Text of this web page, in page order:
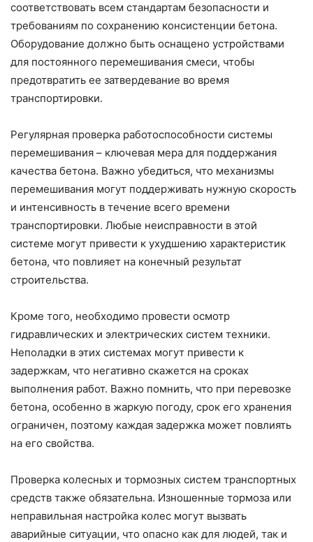
соответствовать всем стандартам безопасности и
требованиям по сохранению консистенции бетона.
Оборудование должно быть оснащено устройствами
для постоянного перемешивания смеси, чтобы
предотвратить ее затвердевание во время
транспортировки.
Регулярная проверка работоспособности системы
перемешивания – ключевая мера для поддержания
качества бетона. Важно убедиться, что механизмы
перемешивания могут поддерживать нужную скорость
и интенсивность в течение всего времени
транспортировки. Любые неисправности в этой
системе могут привести к ухудшению характеристик
бетона, что повлияет на конечный результат
строительства.
Кроме того, необходимо провести осмотр
гидравлических и электрических систем техники.
Неполадки в этих системах могут привести к
задержкам, что негативно скажется на сроках
выполнения работ. Важно помнить, что при перевозке
бетона, особенно в жаркую погоду, срок его хранения
ограничен, поэтому каждая задержка может повлиять
на его свойства.
Проверка колесных и тормозных систем транспортных
средств также обязательна. Изношенные тормоза или
неправильная настройка колес могут вызвать
аварийные ситуации, что опасно как для людей, так и